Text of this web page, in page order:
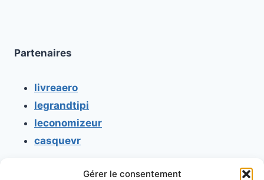
Gérer le consentement
Partenaires
livreaero
legrandtipi
leconomizeur
casquevr